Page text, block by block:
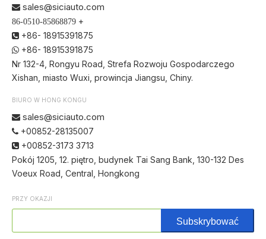
 sales@siciauto.com
86-0510-85868879 +
 +86- 18915391875
 +86- 18915391875
Nr 132-4, Rongyu Road, Strefa Rozwoju Gospodarczego
Xishan, miasto Wuxi, prowincja Jiangsu, Chiny.
BIURO W HONG KONGU
 sales@siciauto.com
 +00852-28135007
 +00852-3173 3713
Pokój 1205, 12. piętro, budynek Tai Sang Bank, 130-132 Des
Voeux Road, Central, Hongkong
PRZY OKAZJI
Subskrybować